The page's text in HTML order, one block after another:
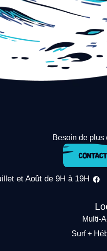
Besoin de plus
et Août de 9H à 19H
Multi-
Surf +